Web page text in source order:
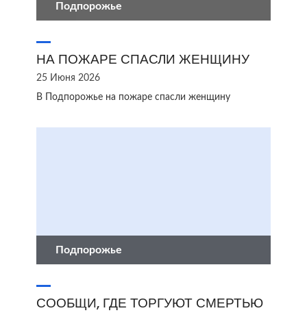
Подпорожье
НА ПОЖАРЕ СПАСЛИ ЖЕНЩИНУ
25 Июня 2026
В Подпорожье на пожаре спасли женщину
Подпорожье
СООБЩИ, ГДЕ ТОРГУЮТ СМЕРТЬЮ